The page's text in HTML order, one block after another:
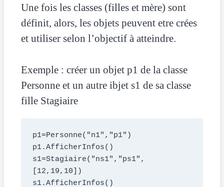
Une fois les classes (filles et mère) sont
définit, alors, les objets peuvent etre crées
et utiliser selon l’objectif à atteindre.
Exemple : créer un objet p1 de la classe
Personne et un autre ibjet s1 de sa classe
fille Stagiaire
p1=Personne("n1","p1")
p1.AfficherInfos()
s1=Stagiaire("ns1","ps1",
[12,19,10])
s1.AfficherInfos()